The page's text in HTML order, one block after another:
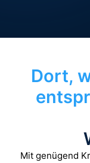
Dort,
Mit genügend